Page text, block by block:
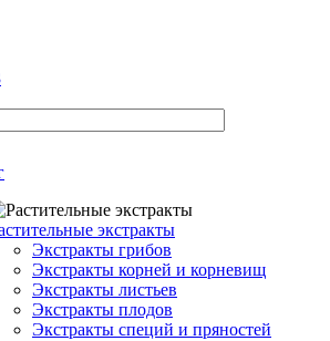
экстракты
Экстракты грибов
Экстракты корней и корневищ
Экстракты листьев
Экстракты плодов
Экстракты специй и пряностей